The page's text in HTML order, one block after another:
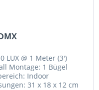
LUX @ 1 Meter (3')
Montage: 1 Bügel
Indoor
31 x 18 x 12 cm